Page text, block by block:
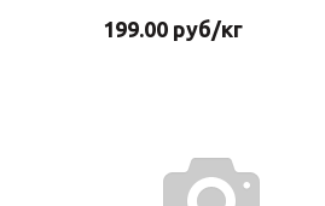
199.00руб/кг